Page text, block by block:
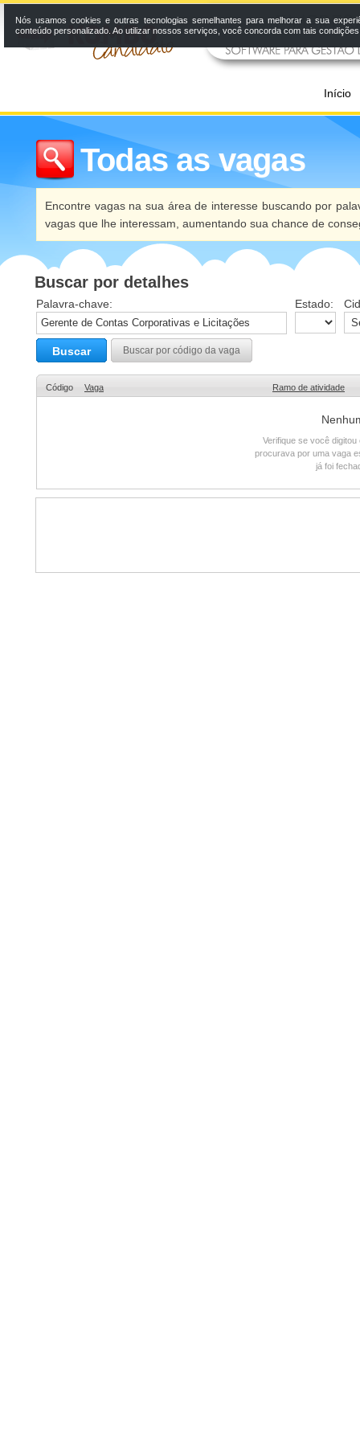
Início
Todas as vagas
Encontre vagas na sua área de interesse buscando por
vagas que lhe interessam, aumentando sua chance de
Buscar por detalhes
Palavra-chave: Estado:
Buscar Buscar por código da vaga
Código Vaga Ramo de atividade
Verifique se você
procurava por uma vaga
já foi
Nós usamos cookies e outras tecnologias semelhantes para melhorar a sua
conteúdo personalizado. Ao utilizar nossos serviços, você concorda com tais